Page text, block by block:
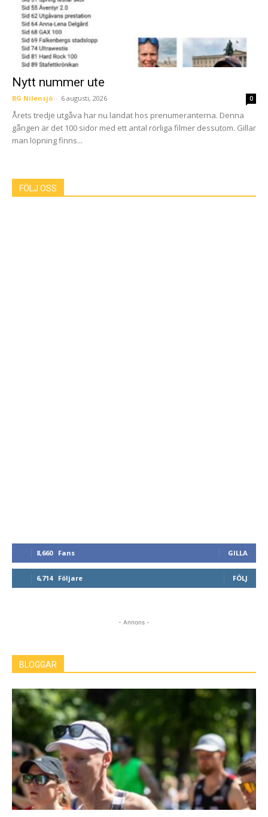
Nytt nummer ute
BG Nilensjö - 6 augusti, 2026 0
Årets tredje utgåva har nu landat hos prenumeranterna. Denna
gången är det 100 sidor med ett antal rörliga filmer dessutom. Gillar
man löpning finns...
FÖLJ OSS
8,660 Fans GILLA
6,714 Följare FÖLJ
- Annons -
BLOGGAR